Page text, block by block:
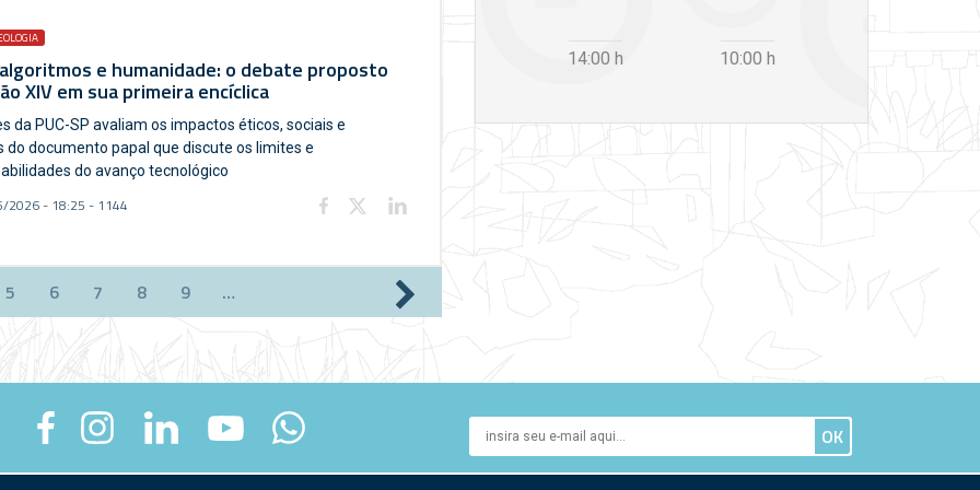
e humanidade: o debate proposto
XIV em sua primeira encíclica
da PUC-SP avaliam os impactos éticos, sociais e
do documento papal que discute os limites e
do avanço tecnológico
2026 - 18:25 - 1144
5 6 7 8 9 …
17:00 14:00 h 10:00 h